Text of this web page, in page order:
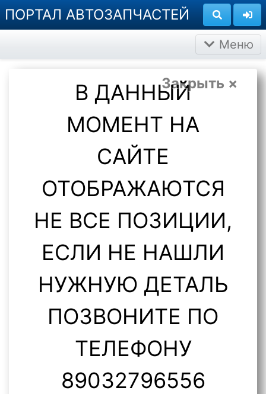
ПОРТАЛ АВТОЗАПЧАСТЕЙ
Меню
Закрыть ×
В ДАННЫЙ
МОМЕНТ НА
САЙТЕ
ОТОБРАЖАЮТСЯ
НЕ ВСЕ ПОЗИЦИИ,
ЕСЛИ НЕ НАШЛИ
НУЖНУЮ ДЕТАЛЬ
ПОЗВОНИТЕ ПО
ТЕЛЕФОНУ
89032796556